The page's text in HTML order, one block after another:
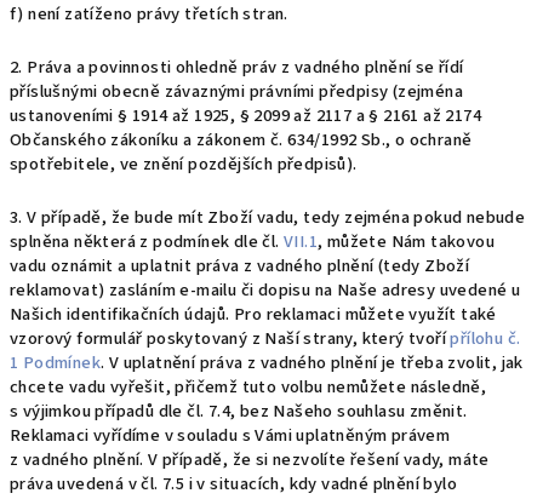
f) není zatíženo právy třetích stran.
2. Práva a povinnosti ohledně práv z vadného plnění se řídí
příslušnými obecně závaznými právními předpisy (zejména
ustanoveními § 1914 až 1925, § 2099 až 2117 a § 2161 až 2174
Občanského zákoníku a zákonem č. 634/1992 Sb., o ochraně
spotřebitele, ve znění pozdějších předpisů).
3. V případě, že bude mít Zboží vadu, tedy zejména pokud nebude
splněna některá z podmínek dle čl. VII.1, můžete Nám takovou
vadu oznámit a uplatnit práva z vadného plnění (tedy Zboží
reklamovat) zasláním e-mailu či dopisu na Naše adresy uvedené u
Našich identifikačních údajů. Pro reklamaci můžete využít také
vzorový formulář poskytovaný z Naší strany, který tvořípřílohu č.
1 Podmínek. V uplatnění práva z vadného plnění je třeba zvolit, jak
chcete vadu vyřešit, přičemž tuto volbu nemůžete následně,
s výjimkou případů dle čl. 7.4, bez Našeho souhlasu změnit.
Reklamaci vyřídíme v souladu s Vámi uplatněným právem
z vadného plnění. V případě, že si nezvolíte řešení vady, máte
práva uvedená v čl. 7.5 i v situacích, kdy vadné plnění bylo